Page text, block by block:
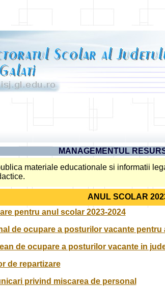
MANAGEMENTUL
materiale educationale si informatii
ANUL SCOLAR
pentru anul scolar 2023-2024
de ocupare a posturilor vacante pentru
de ocupare a posturilor vacante in
de repartizare
privind miscarea de personal